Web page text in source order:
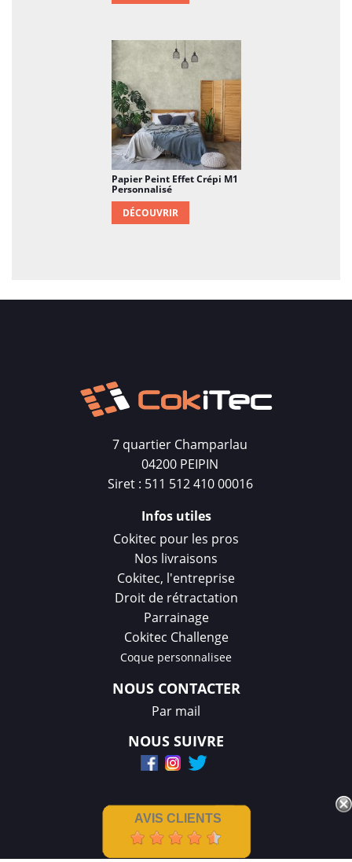
Papier Peint Effet Crépi M1
Personnalisé
DÉCOUVRIR
7 quartier Champarlau
04200 PEIPIN
Siret : 511 512 410 00016
Infos utiles
Cokitec pour les pros
Nos livraisons
Cokitec, l'entreprise
Droit de rétractation
Parrainage
Cokitec Challenge
Coque personnalisee
NOUS CONTACTER
Par mail
NOUS SUIVRE
AVIS CLIENTS